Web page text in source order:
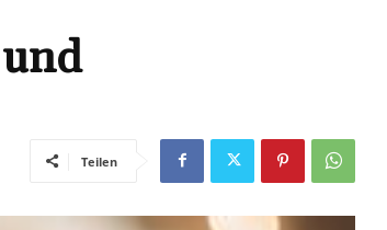
Teilen